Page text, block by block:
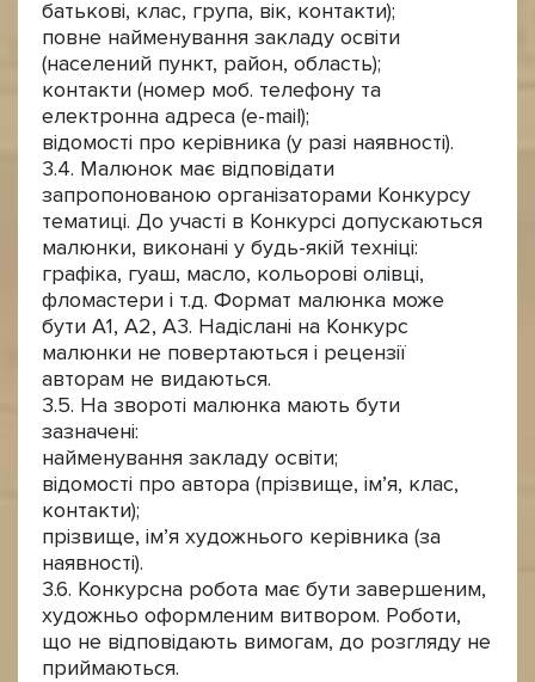
батькові, клас, група, вік, контакти);
повне найменування закладу освіти
(населений пункт, район, область);
контакти (номер моб. телефону та
електронна адреса (e-mail);
відомості про керівника (у разі наявності).
3.4. Малюнок має відповідати
запропонованою організаторами Конкурсу
тематиці. До участі в Конкурсі допускаються
малюнки, виконані у будь-якій техніці:
графіка, гуаш, масло, кольорові олівці,
фломастери і т.д. Формат малюнка може
бути А1, А2, А3. Надіслані на Конкурс
малюнки не повертаються і рецензії
авторам не видаються.
3.5. На звороті малюнка мають бути
зазначені:
найменування закладу освіти;
відомості про автора (прізвище, ім’я, клас,
контакти);
прізвище, ім’я художнього керівника (за
наявності).
3.6. Конкурсна робота має бути завершеним,
художньо оформленим витвором. Роботи,
що не відповідають вимогам, до розгляду не
приймаються.